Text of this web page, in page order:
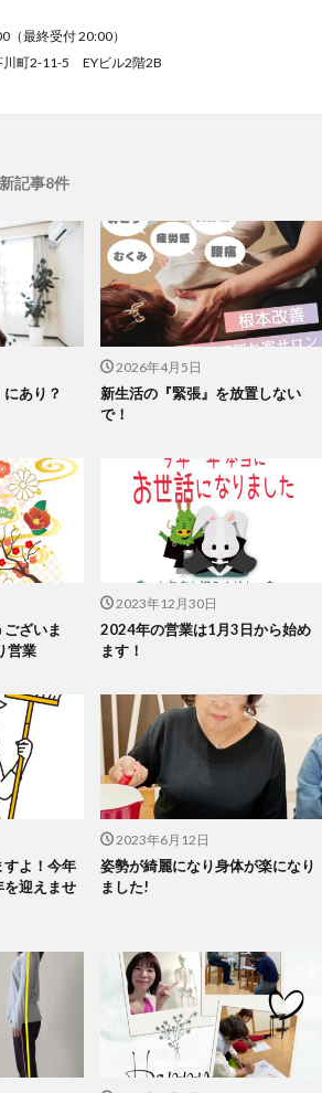
（最終受付 20:00）
川町2-11-5 EYビル2階2B
記事8件
あり？
2026年4月5日
新生活の『緊張』を放置しない
で！
ざいま
営業
2023年12月30日
2024年の営業は1月3日から始め
ます！
すよ！今年
を迎えませ
2023年6月12日
姿勢が綺麗になり身体が楽になり
ました!